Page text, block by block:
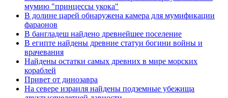
мумию "принцессы укока"
В долине царей обнаружена камера для мумификации
фараонов
В бангладеш найдено древнейшее поселение
В египте найдены древние статуи богини войны и
врачевания
Найдены остатки самых древних в мире морских
кораблей
Привет от динозавра
На севере израиля найдены подземные убежища